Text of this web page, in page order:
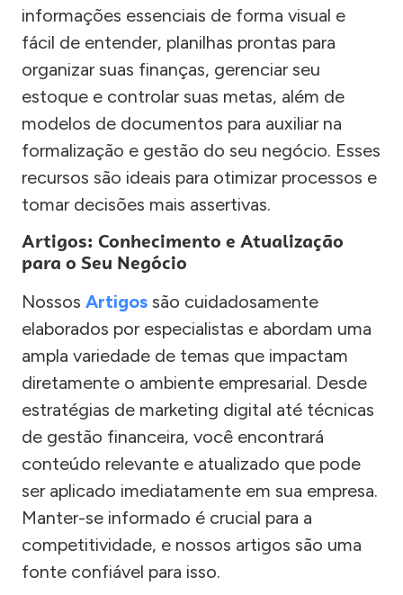
informações essenciais de forma visual e
fácil de entender, planilhas prontas para
organizar suas finanças, gerenciar seu
estoque e controlar suas metas, além de
modelos de documentos para auxiliar na
formalização e gestão do seu negócio. Esses
recursos são ideais para otimizar processos e
tomar decisões mais assertivas.
Artigos: Conhecimento e Atualização
para o Seu Negócio
Nossos Artigos são cuidadosamente
elaborados por especialistas e abordam uma
ampla variedade de temas que impactam
diretamente o ambiente empresarial. Desde
estratégias de marketing digital até técnicas
de gestão financeira, você encontrará
conteúdo relevante e atualizado que pode
ser aplicado imediatamente em sua empresa.
Manter-se informado é crucial para a
competitividade, e nossos artigos são uma
fonte confiável para isso.